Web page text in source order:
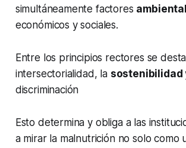
simultáneamente factores
económicos y sociales.
Entre los principios rectores se
intersectorialidad, la sostenibilidad
discriminación
Esto determina y obliga a las
a mirar la malnutrición no solo como